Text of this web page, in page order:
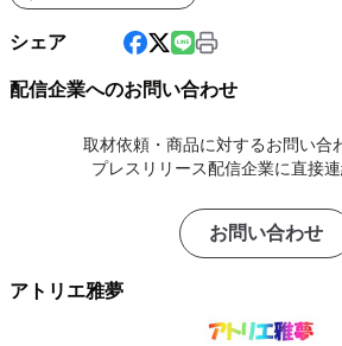
シェア
配信企業へのお問い合わせ
取材依頼・商品に対するお問い合
プレスリリース配信企業に直接連
お問い合わせ
アトリエ雅夢